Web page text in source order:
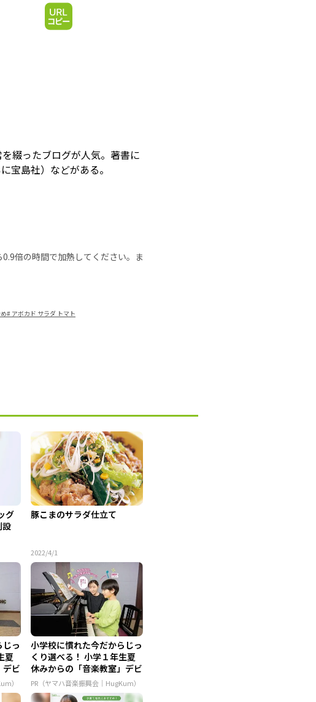
綴ったブログが人気。著書に
宝島社）などがある。
倍の時間で加熱してください。ま
# アボカド サラダ トマト
グ
設
豚こまのサラダ仕立て
2022/4/1
っ
夏
デビ
）
小学校に慣れた今だからじっ
くり選べる！ 小学１年生夏
休みからの「音楽教室」デビ
ュ...
PR（ヤマハ音楽振興会｜HugKum）